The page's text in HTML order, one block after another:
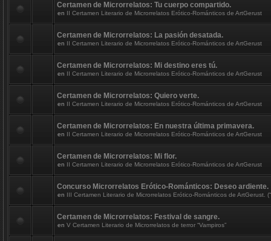
Certamen de Microrrelatos: Tu cuerpo compartido.
en II Certamen Literario de Microrrelatos Erótico-Románticos de ArtGerust
Certamen de Microrrelatos: La pasión desatada.
en II Certamen Literario de Microrrelatos Erótico-Románticos de ArtGerust
Certamen de Microrrelatos: Mi destino eres tú.
en II Certamen Literario de Microrrelatos Erótico-Románticos de ArtGerust
Certamen de Microrrelatos: Quiero verte.
en II Certamen Literario de Microrrelatos Erótico-Románticos de ArtGerust
Certamen de Microrrelatos: En nuestra última primavera.
en II Certamen Literario de Microrrelatos Erótico-Románticos de ArtGerust
Certamen de Microrrelatos: Mi flor.
en II Certamen Literario de Microrrelatos Erótico-Románticos de ArtGerust
Concurso Microrrelatos Erótico-Románticos: Deseo ardiente.
en III Certamen Literario de Microrrelatos Erótico-Románticos de ArtGerust.
Certamen de Microrrelatos: Festival de sangre.
en V Certamen Literario de Microrrelatos de terror “Vampiros”